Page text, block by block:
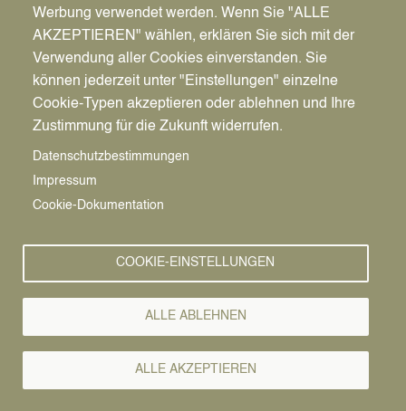
Pfadnavigation
Wirtschaft | Bauen | Umwelt Wirtschaftsförderung News
Wirtschafts-
News
Werbung verwendet werden. Wenn Sie "ALLE
AKZEPTIEREN" wählen, erklären Sie sich mit der
Verwendung aller Cookies einverstanden. Sie
können jederzeit unter "Einstellungen" einzelne
Cookie-Typen akzeptieren oder ablehnen und Ihre
Zustimmung für die Zukunft widerrufen.
Datenschutzbestimmungen
Impressum
Cookie-Dokumentation
COOKIE-EINSTELLUNGEN
ALLE ABLEHNEN
ALLE AKZEPTIEREN